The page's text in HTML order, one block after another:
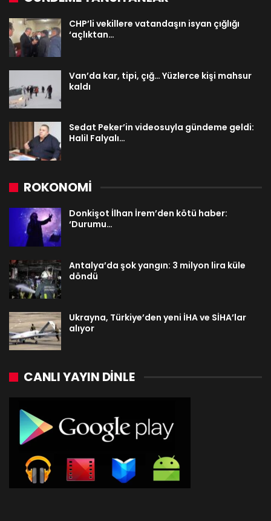
CHP’li vekillere vatandaşın isyan çığlığı
‘açlıktan…
Van’da kar, tipi, çığ… Yüzlerce kişi mahsur
kaldı
Sedat Peker’in videosuyla gündeme geldi:
Halil Falyalı…
ROKONOMİ
Donkişot İlhan İrem’den kötü haber:
‘Durumu…
Antalya’da şok yangın: 3 milyon lira küle
döndü
Ukrayna, Türkiye’den yeni İHA ve SİHA’lar
alıyor
CANLI YAYIN DINLE